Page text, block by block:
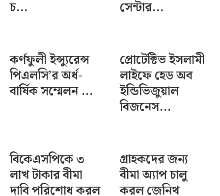
চ...
সেন্টার...
কর্ণফুলী ইন্স্যুরেন্স
পিএলসি’র অর্ধ-
বার্ষিক সম্মেলন ...
প্রোটেক্টিভ ইসলামী
লাইফে হেড অব
ইন্ডিভিজুয়াল
বিজনেস...
বিকেএসপিকে ৩
লাখ টাকার বীমা
দাবি পরিশোধ করল
গ্রাহকদের জন্য
বীমা অ্যাপ চালু
করল জেনিথ